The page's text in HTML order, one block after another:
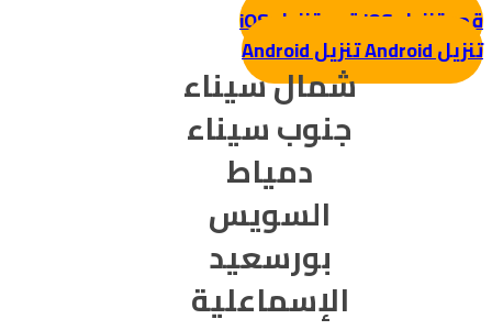
قم بتنزيل iOS
قم بتنزيل iOS
تنزيل Android
تنزيل Android
شمال سيناء
جنوب سيناء
دمياط
السويس
بورسعيد
الإسماعلية